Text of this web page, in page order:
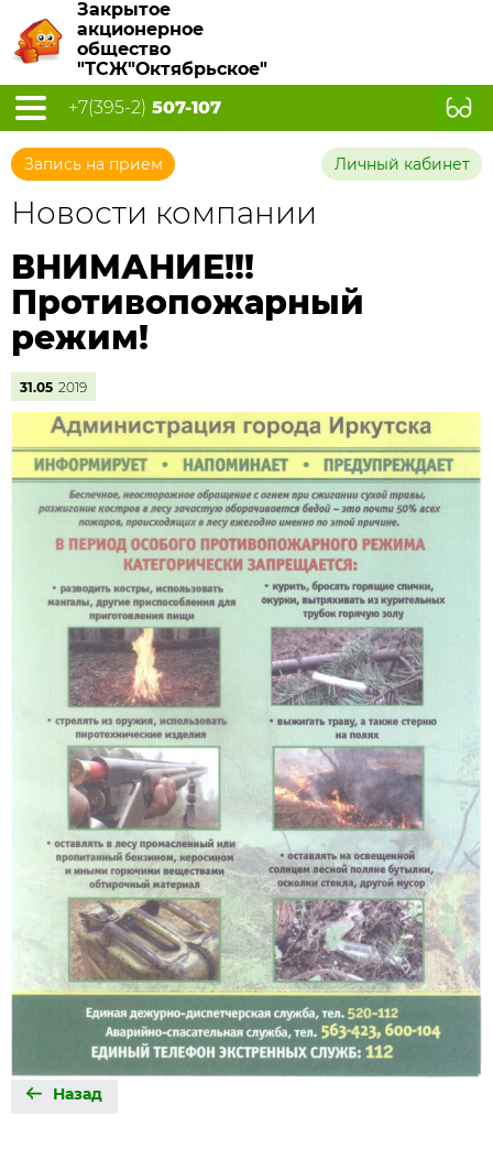
Закрытое
акционерное
общество
"ТСЖ"Октябрьское"
+7(395-2) 507-107
Запись на прием Личный кабинет
Новости компании
ВНИМАНИЕ!!!
Противопожарный
режим!
31.05 2019
Назад